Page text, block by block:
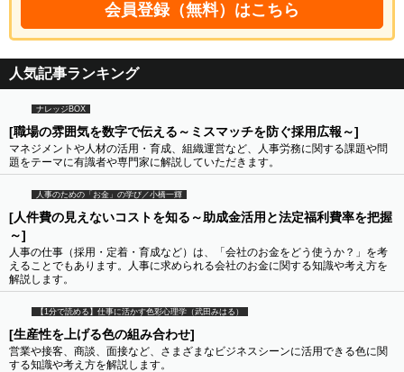
会員登録（無料）はこちら
人気記事ランキング
ナレッジBOX
[職場の雰囲気を数字で伝える～ミスマッチを防ぐ採用広報～]
マネジメントや人材の活用・育成、組織運営など、人事労務に関する課題や問
題をテーマに有識者や専門家に解説していただきます。
人事のための「お金」の学び／小橋一輝
[人件費の見えないコストを知る～助成金活用と法定福利費率を把握
～]
人事の仕事（採用・定着・育成など）は、「会社のお金をどう使うか？」を考
えることでもあります。人事に求められる会社のお金に関する知識や考え方を
解説します。
【1分で読める】仕事に活かす色彩心理学（武田みはる）
[生産性を上げる色の組み合わせ]
営業や接客、商談、面接など、さまざまなビジネスシーンに活用できる色に関
する知識や考え方を解説します。